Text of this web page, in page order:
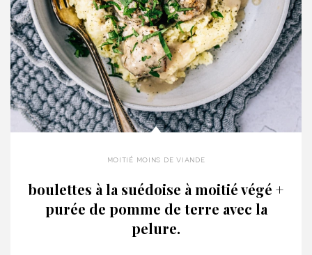
moitié moins de viande
boulettes à la suédoise à moitié végé +
purée de pomme de terre avec la
pelure.